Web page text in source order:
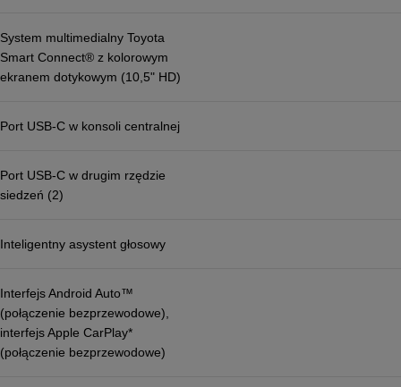
System multimedialny Toyota
Smart Connect® z kolorowym
ekranem dotykowym (10,5" HD)
Port USB-C w konsoli centralnej
Port USB-C w drugim rzędzie
siedzeń (2)
Inteligentny asystent głosowy
Interfejs Android Auto™
(połączenie bezprzewodowe),
interfejs Apple CarPlay*
(połączenie bezprzewodowe)